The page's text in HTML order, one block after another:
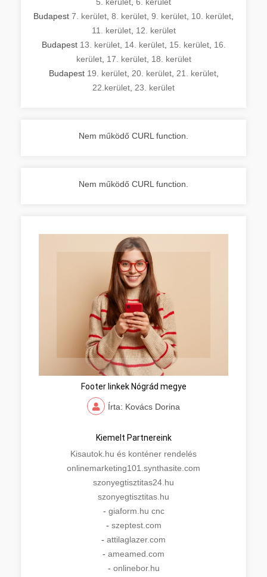
Budapest 7. kerület 8. kerület 9. kerület 10. kerület
11. kerület, 12. kerület
Budapest 13. kerület, 14. kerület, 15. kerület, 16.
kerület, 17. kerület, 18. kerület
Budapest 19. kerület, 20. kerület, 21. kerület,
22.kerület 23. kerület
Nem működő CURL function.
Nem működő CURL function.
Footer linkek Nógrád megye
Írta: Kovács Dorina
Kiemelt Partnereink
Kisautok.hu és konténer rendelés
onlinemarketing101.synthasite.com
szonyegtisztitas24.hu
szonyegtisztitas.hu
- giaform.hu cnc
- szeptest.com
- attilaglazer.com
- ameamed.com
- onlinebor.hu